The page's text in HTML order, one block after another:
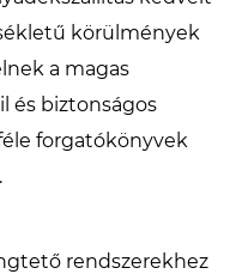
körülmények
a magas
és biztonságos
forgatókönyvek
rendszerekhez